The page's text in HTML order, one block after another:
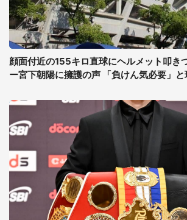
顔面付近の155キロ直球にヘルメット叩き
ー宮下朝陽に擁護の声 「負けん気必要」